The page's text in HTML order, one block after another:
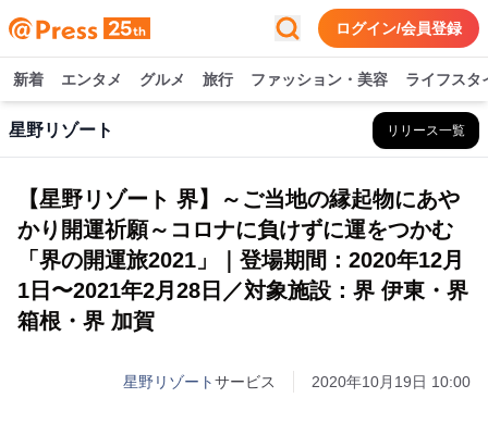
ログイン/会員登録
新着 エンタメ グルメ 旅行 ファッション・美容 ライフスタ
星野リゾート リリース一覧
【星野リゾート 界】～ご当地の縁起物にあや
かり開運祈願～コロナに負けずに運をつかむ
「界の開運旅2021」｜登場期間：2020年12月
1日〜2021年2月28日／対象施設：界 伊東・界
箱根・界 加賀
星野リゾートサービス 2020年10月19日 10:00